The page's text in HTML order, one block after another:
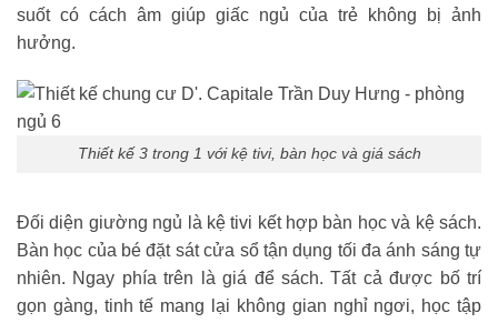
suốt có cách âm giúp giấc ngủ của trẻ không bị ảnh
hưởng.
Thiết kế 3 trong 1 với kệ tivi, bàn học và giá sách
Đối diện giường ngủ là kệ tivi kết hợp bàn học và kệ sách.
Bàn học của bé đặt sát cửa sổ tận dụng tối đa ánh sáng tự
nhiên. Ngay phía trên là giá để sách. Tất cả được bố trí
gọn gàng, tinh tế mang lại không gian nghỉ ngơi, học tập